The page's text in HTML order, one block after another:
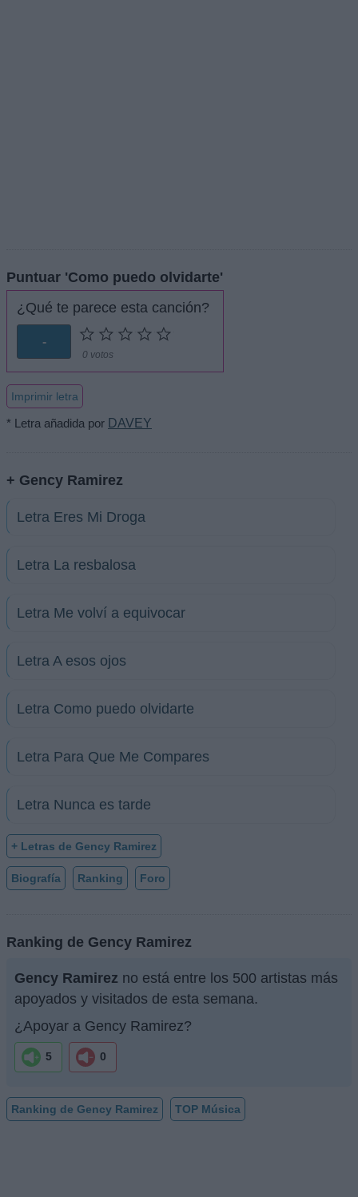
Puntuar 'Como puedo olvidarte'
¿Qué te parece esta canción?
-
0 votos
Imprimir letra
* Letra añadida por DAVEY
+ Gency Ramirez
Letra Eres Mi Droga
Letra La resbalosa
Letra Me volví a equivocar
Letra A esos ojos
Letra Como puedo olvidarte
Letra Para Que Me Compares
Letra Nunca es tarde
+ Letras de Gency Ramirez
Biografía Ranking Foro
Ranking de Gency Ramirez
Gency Ramirez no está entre los 500 artistas más
apoyados y visitados de esta semana.
¿Apoyar a Gency Ramirez?
5 0
Ranking de Gency Ramirez TOP Música